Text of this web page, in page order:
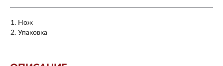
Нож
Упаковка